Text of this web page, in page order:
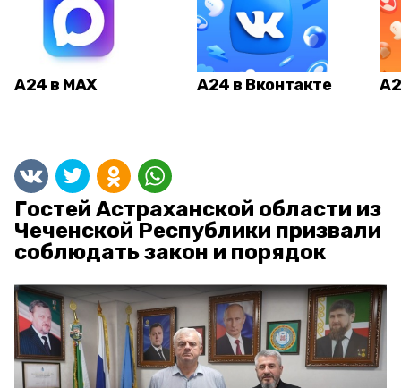
А24 в MAX А24 в Вконтакте
Гостей Астраханской области из
Чеченской Республики призвали
соблюдать закон и порядок